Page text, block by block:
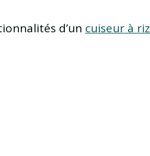
d’un cuiseur à riz